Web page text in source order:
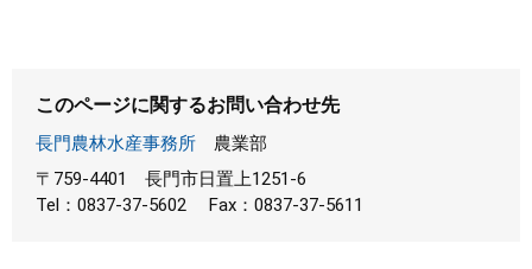
このページに関するお問い合わせ先
長門農林水産事務所
農業部
〒759-4401
長門市日置上1251-6
Tel：0837-37-5602
Fax：0837-37-5611